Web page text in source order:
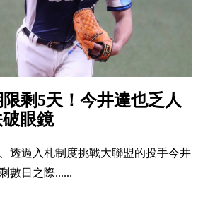
剩5天！今井達也乏人
眼鏡
透過入札制度挑戰大聯盟的投手今井
數日之際......